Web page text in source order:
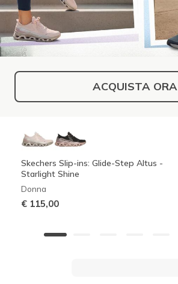
ACQUISTA ORA
Skechers Slip-ins: Glide-Step Altus -
Starlight Shine
Donna
€ 115,00